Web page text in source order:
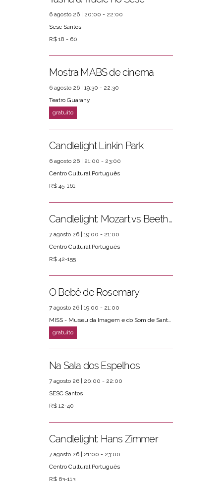
6 agosto 26 | 20:00 - 22:00
Sesc Santos
R$ 18 - 60
Mostra MABS de cinema
6 agosto 26 | 19:30 - 22:30
Teatro Guarany
Candlelight Linkin Park
6 agosto 26 | 21:00 - 23:00
Centro Cultural Português
R$ 45-161
Candlelight: Mozart vs Beethoven
7 agosto 26 | 19:00 - 21:00
Centro Cultural Português
R$ 42-155
O Bebê de Rosemary
7 agosto 26 | 19:00 - 21:00
MISS - Museu da Imagem e do Som de Santos
Na Sala dos Espelhos
7 agosto 26 | 20:00 - 22:00
SESC Santos
R$ 12-40
Candlelight: Hans Zimmer
7 agosto 26 | 21:00 - 23:00
Centro Cultural Português
R$ 63-113